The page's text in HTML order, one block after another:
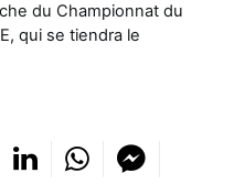
du Championnat du
qui se tiendra le